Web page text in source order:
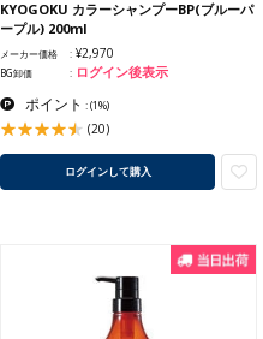
KYOGOKU カラーシャンプーBP(ブルーパ
ープル) 200ml
メーカー価格 ¥2,970
BG卸価 ログイン後表示
ポイント :(1%)
(20)
ログインして購入